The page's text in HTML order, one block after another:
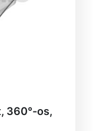
360°-os,